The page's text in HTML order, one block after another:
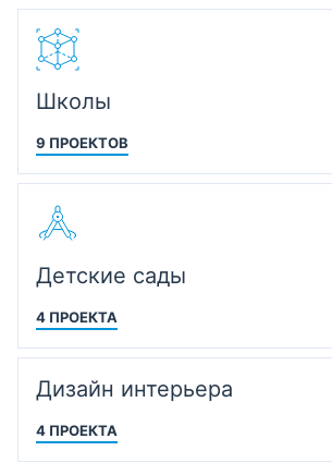
Школы
9 ПРОЕКТОВ
Детские сады
4 ПРОЕКТА
Дизайн интерьера
4 ПРОЕКТА